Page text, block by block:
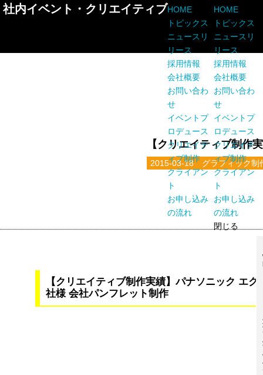
社内イベント・クリエイティブHOME
トピックス
ニュースリ
リース
採用情報
会社概要
お問い合わ
せ
イベントプ
ロデュース
クリエイテ
ィブ制作
クライアン
ト
お申し込み
の流れ
HOME
トピックス
ニュースリ
リース
採用情報
会社概要
お問い合わ
せ
イベントプ
ロデュース
クリエイテ
ィブ制作
クライアン
ト
お申し込み
の流れ
閉じる
【クリエイティブ制作
2015-03-18 グラフィック制
【クリエイティブ制作実績】パナソニック エ
社様 会社パンフレット制作